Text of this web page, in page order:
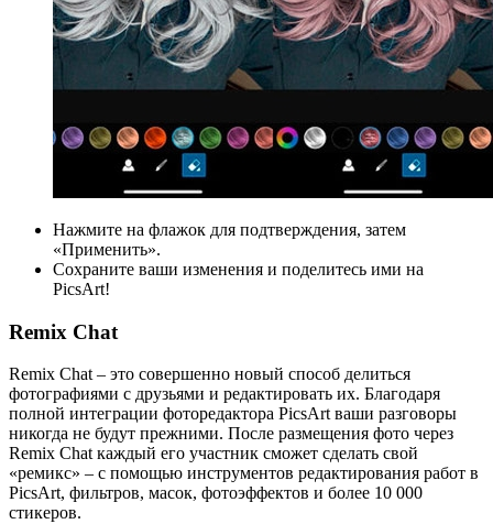
Нажмите на флажок для подтверждения, затем
«Применить».
Сохраните ваши изменения и поделитесь ими на
PicsArt!
Remix Chat
Remix Chat – это совершенно новый способ делиться
фотографиями с друзьями и редактировать их. Благодаря
полной интеграции фоторедактора PicsArt ваши разговоры
никогда не будут прежними. После размещения фото через
Remix Chat каждый его участник сможет сделать свой
«ремикс» – с помощью инструментов редактирования работ в
PicsArt, фильтров, масок, фотоэффектов и более 10 000
стикеров.